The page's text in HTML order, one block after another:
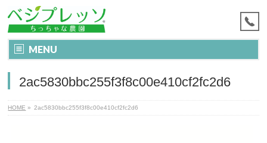
MENU
2ac5830bbc255f3f8c00e410cf2fc2d6
HOME » 2ac5830bbc255f3f8c00e410cf2fc2d6